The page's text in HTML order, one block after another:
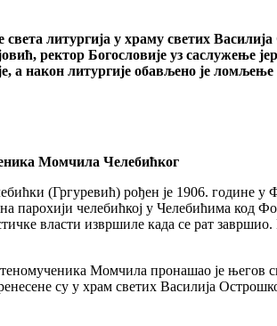
литургија у храму светих
ректор Богословије уз саслужење
а након литургије обављено је
Момчила Челебићког
(Гргуревић) рођен је 1906. године у
парохији челебићкој у Челебићима код
власти извршиле када се рат
Момчила пронашао је
су у храм светих Василија